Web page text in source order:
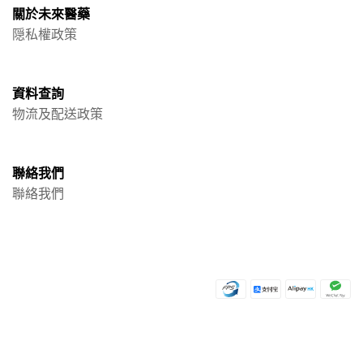
關於未來醫藥
隠私權政策
資料查詢
物流及配送政策
聯絡我們
聯絡我們